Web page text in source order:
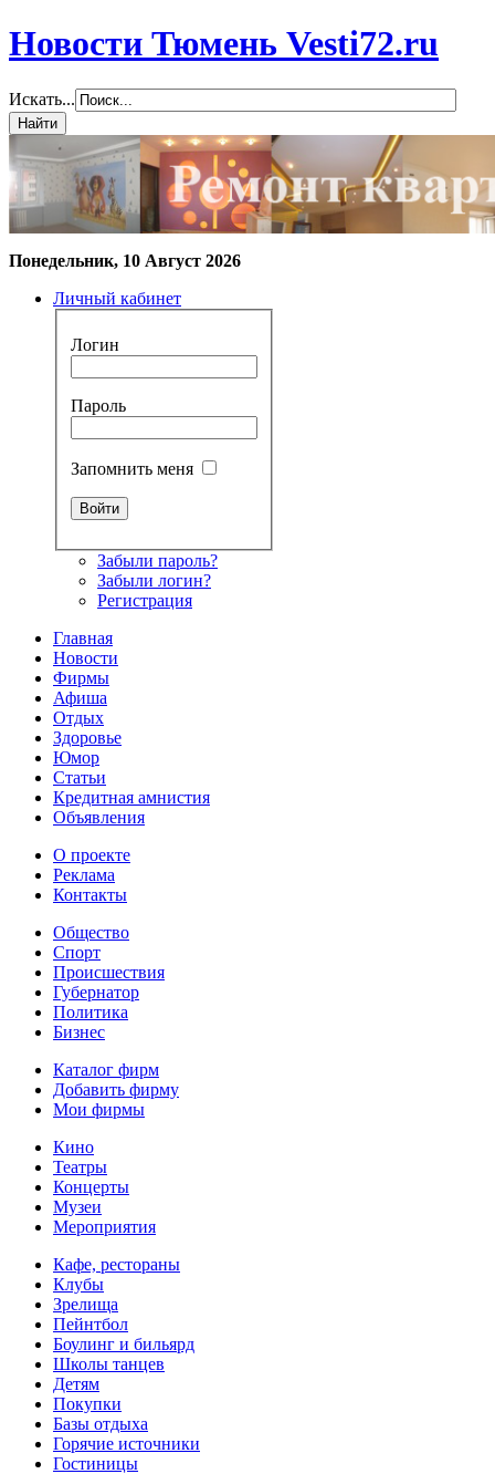
Новости Тюмень Vesti72.ru
Искать...
Понедельник, 10 Август 2026
Личный кабинет
Логин
Пароль
Запомнить меня
Забыли пароль?
Забыли логин?
Регистрация
Главная
Новости
Фирмы
Афиша
Отдых
Здоровье
Юмор
Статьи
Кредитная амнистия
Объявления
О проекте
Реклама
Контакты
Общество
Спорт
Происшествия
Губернатор
Политика
Бизнес
Каталог фирм
Добавить фирму
Мои фирмы
Кино
Театры
Концерты
Музеи
Мероприятия
Кафе, рестораны
Клубы
Зрелища
Пейнтбол
Боулинг и бильярд
Школы танцев
Детям
Покупки
Базы отдыха
Горячие источники
Гостиницы